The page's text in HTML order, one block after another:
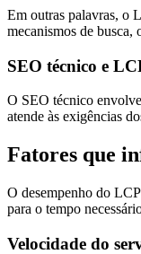
Em outras palavras, o
mecanismos de busca,
SEO técnico e
O SEO técnico
atende às exigências
Fatores que
O desempenho do
para o tempo
Velocidade do